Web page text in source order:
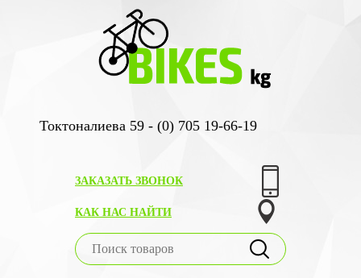
Токтоналиева 59 - (0) 705 19-66-19
ЗАКАЗАТЬ ЗВОНОК
КАК НАС НАЙТИ